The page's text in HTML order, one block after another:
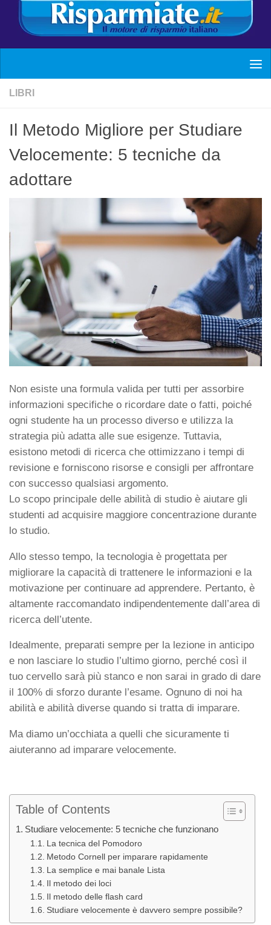
LIBRI
Il Metodo Migliore per Studiare
Velocemente: 5 tecniche da
adottare
Non esiste una formula valida per tutti per assorbire
informazioni specifiche o ricordare date o fatti, poiché
ogni studente ha un processo diverso e utilizza la
strategia più adatta alle sue esigenze. Tuttavia,
esistono metodi di ricerca che ottimizzano i tempi di
revisione e forniscono risorse e consigli per affrontare
con successo qualsiasi argomento.
Lo scopo principale delle abilità di studio è aiutare gli
studenti ad acquisire maggiore concentrazione durante
lo studio.
Allo stesso tempo, la tecnologia è progettata per
migliorare la capacità di trattenere le informazioni e la
motivazione per continuare ad apprendere. Pertanto, è
altamente raccomandato indipendentemente dall’area di
ricerca dell’utente.
Idealmente, preparati sempre per la lezione in anticipo
e non lasciare lo studio l’ultimo giorno, perché così il
tuo cervello sarà più stanco e non sarai in grado di dare
il 100% di sforzo durante l’esame. Ognuno di noi ha
abilità e abilità diverse quando si tratta di imparare.
Ma diamo un’occhiata a quelli che sicuramente ti
aiuteranno ad imparare velocemente.
Table of Contents
Studiare velocemente: 5 tecniche che funzionano
La tecnica del Pomodoro
Metodo Cornell per imparare rapidamente
La semplice e mai banale Lista
Il metodo dei loci
Il metodo delle flash card
Studiare velocemente è davvero sempre possibile?